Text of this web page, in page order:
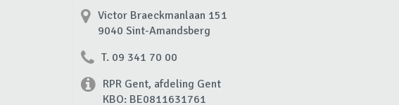
Victor Braeckmanlaan 151
9040 Sint-Amandsberg
T. 09 341 70 00
RPR Gent, afdeling Gent
KBO: BE0811631761